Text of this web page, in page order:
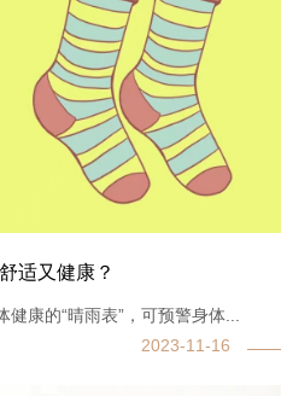
适又健康？
健康的“晴雨表”，可预警身体...
2023-11-16